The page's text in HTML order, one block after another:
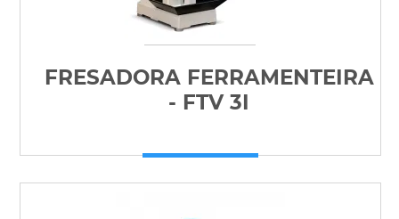
FRESADORA FERRAMENTEIRA
- FTV 3I